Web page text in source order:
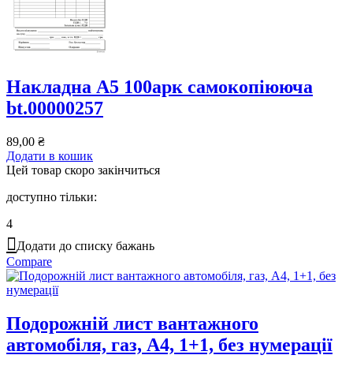
Накладна А5 100арк самокопіююча
bt.00000257
89,00 ₴
Додати в кошик
Цей товар скоро закінчиться
доступно тільки:
4
Додати до списку бажань
Compare
Подорожній лист вантажного
автомобіля, газ, А4, 1+1, без нумерації